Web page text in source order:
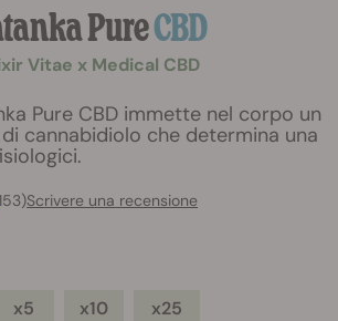
PureCBD
Vitae x Medical CBD
Pure CBD immette nel corpo un
cannabidiolo che determina una
Scrivere una recensione
x5 x10 x25